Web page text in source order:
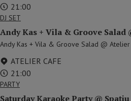
21:00
DJ SET
Andy Kas + Vila & Groove Salad
Andy Kas + Vila & Groove Salad @
ATELIER CAFE
21:00
PARTY
Saturday Karaoke Party @ Spațiu